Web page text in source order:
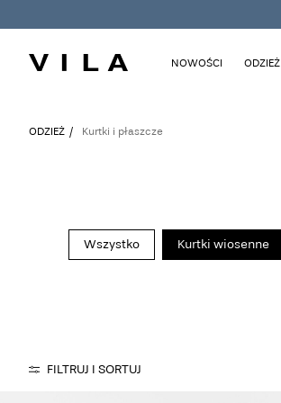
NOWOŚCI ODZIEŻ
ODZIEŻ Kurtki i płaszcze
Wszystko Kurtki wiosenne
FILTRUJ I SORTUJ